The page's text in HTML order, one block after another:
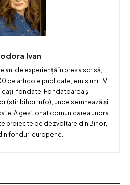
Ivan
ani de experiență în presa scrisă,
de articole publicate, emisiuni TV
fondate. Fondatoarea și
(stiribihor.info), unde semnează și
A gestionat comunicarea unora
proiecte de dezvoltare din Bihor,
fonduri europene.